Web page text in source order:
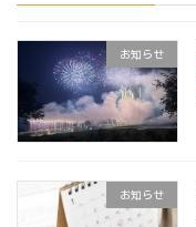
お知らせ
お知らせ